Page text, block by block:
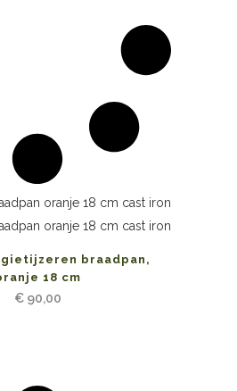
gietijzeren braadpan,
18 cm
€90,00